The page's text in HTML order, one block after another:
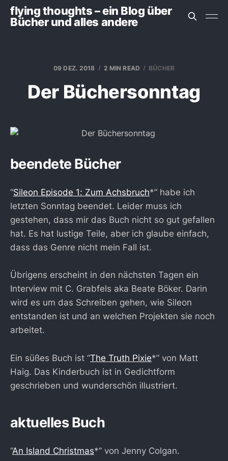
flying thoughts – ein Blog über
Bücher und alles andere
09 DEZ. 2018 2 MIN READ BÜCHER
Der Büchersonntag
beendete Bücher
“Sileon Episode 1: Zum Achsbruch*” habe ich
letzten Sonntag beendet. Leider muss ich
gestehen, dass mir das Buch nicht so gut gefallen
hat. Es hat lustige Teile, aber ich glaube einfach,
dass das Genre nicht mein Fall ist.
Übrigens erscheint in den nächsten Tagen ein
Interview mit C. Grabfels aka Beate Böker. Darin
wird es um das Schreiben gehen, wie Sileon
entstanden ist und an welchen Projekten sie noch
arbeitet.
Ein süßes Buch ist “The Truth Pixie*” von Matt
Haig. Das Kinderbuch ist in Gedichtform
geschrieben und wunderschön illustriert.
aktuelles Buch
“An Island Christmas*” von Jenny Colgan.